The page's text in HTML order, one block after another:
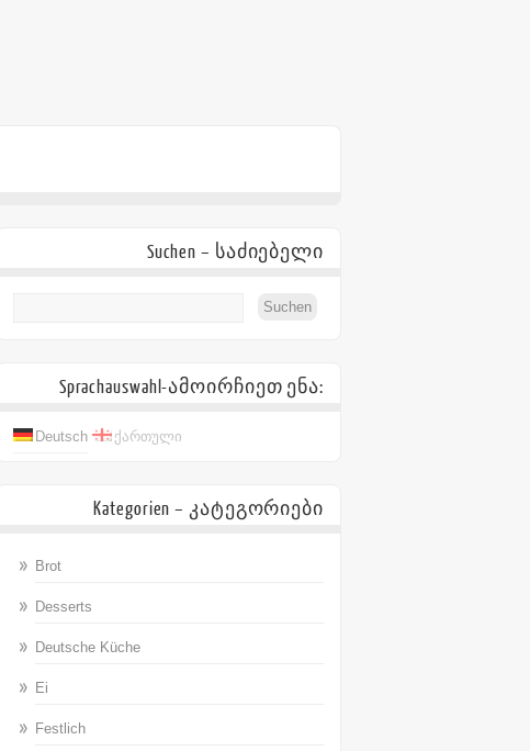
Suchen – საძიებელი
Sprachauswahl-ამოირჩიეთ ენა:
Deutsch ქართული
Kategorien – კატეგორიები
Brot
Desserts
Deutsche Küche
Ei
Festlich